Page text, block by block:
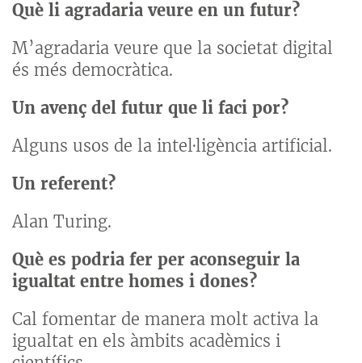
Què li agradaria veure en un futur?
M’agradaria veure que la societat digital
és més democràtica.
Un avenç del futur que li faci por?
Alguns usos de la intel·ligència artificial.
Un referent?
Alan Turing.
Què es podria fer per aconseguir la
igualtat entre homes i dones?
Cal fomentar de manera molt activa la
igualtat en els àmbits acadèmics i